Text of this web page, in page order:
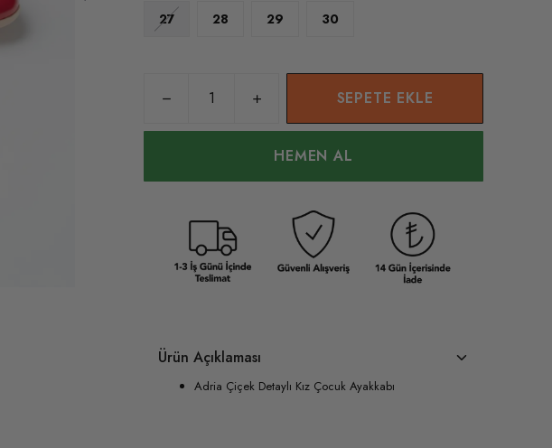
27 28 29 30
SEPETE EKLE
HEMEN AL
Ürün Açıklaması
Adria Çiçek Detaylı Kız Çocuk Ayakkabı